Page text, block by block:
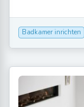
Badkamer inrichten